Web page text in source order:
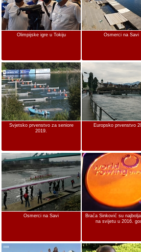
Olimpijske igre u Tokiju Osmerci na Savi
Svjetsko prvenstvo za seniore
2019.
Europsko prvenstvo
Osmerci na Savi
Braća Sinković su
na svijetu u 2016.